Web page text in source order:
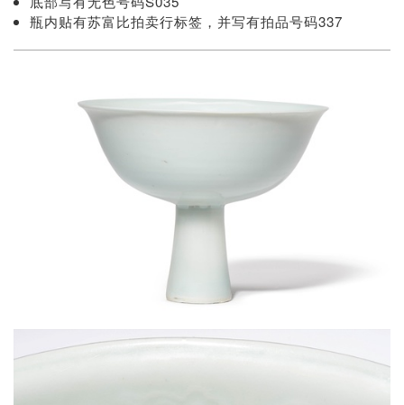
瓶内贴有苏富比拍卖行标签，并写有拍品号码337